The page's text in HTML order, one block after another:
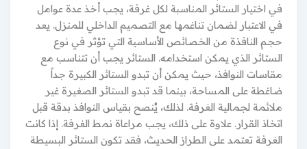
في اختيار الستائر المناسبة لكل غرفة، يجب أخذ عدة عوامل
في الاعتبار لضمان تناغمها مع التصميم الداخلي للمنزل. يعد
حجم النافذة من الخصائص الأساسية التي تؤثر في نوع
الستائر الذي يمكن استخدامه. الستائر يجب أن تتناسب مع
مقاسات النوافذ، حيث يمكن أن تبدو الستائر الكبيرة جداً
ضاغطة على المساحة، بينما قد تبدو الستائر الصغيرة غير
ملائمة لجمالية الغرفة. لذلك، يُنصح بقياس النوافذ بدقة قبل
اتخاذ القرار. علاوة على ذلك، يجب مراعاة نمط الغرفة. إذا كانت
الغرفة تعتمد على الطراز الحديث، فقد تكون الستائر البسيطة